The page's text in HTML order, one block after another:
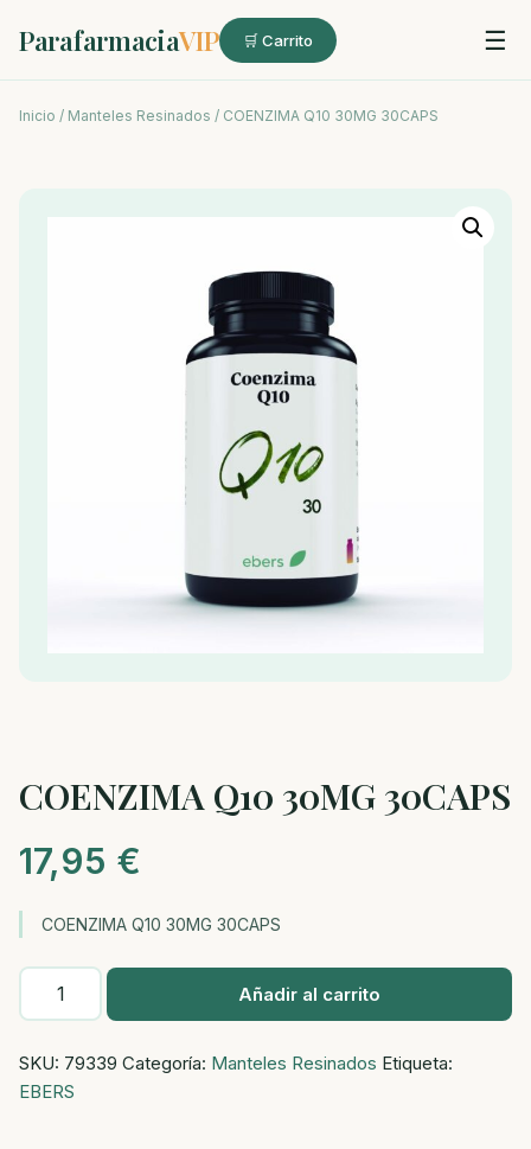
ParafarmaciaVIP 🛒 Carrito ☰
Inicio / Manteles Resinados / COENZIMA Q10 30MG 30CAPS
COENZIMA Q10 30MG 30CAPS
17,95 €
COENZIMA Q10 30MG 30CAPS
COENZIMA
30CAPS
cantidad
Añadir al carrito
SKU: 79339 Categoría: Manteles Resinados Etiqueta:
EBERS